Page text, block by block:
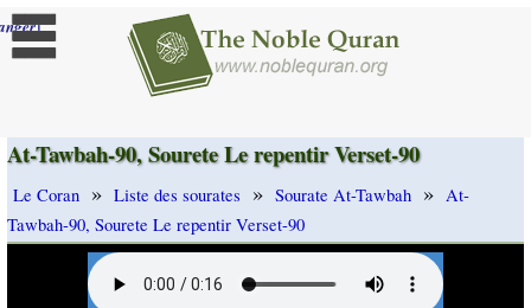
]
At-Tawbah-90, Sourete Le repentir Verset-90
Le Coran » Liste des sourates » Sourate At-Tawbah » At-
Tawbah-90, Sourete Le repentir Verset-90